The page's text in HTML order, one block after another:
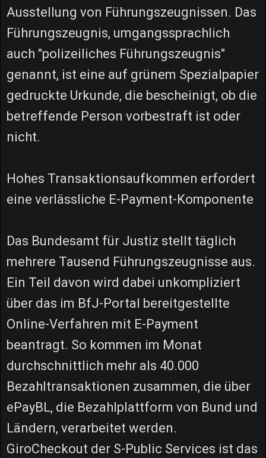
Ausstellung von Führungszeugnissen. Das
Führungszeugnis, umgangssprachlich
auch "polizeiliches Führungszeugnis"
genannt, ist eine auf grünem Spezialpapier
gedruckte Urkunde, die bescheinigt, ob die
betreffende Person vorbestraft ist oder
nicht.
Hohes Transaktionsaufkommen erfordert
eine verlässliche E-Payment-Komponente
Das Bundesamt für Justiz stellt täglich
mehrere Tausend Führungszeugnisse aus.
Ein Teil davon wird dabei unkompliziert
über das im BfJ-Portal bereitgestellte
Online-Verfahren mit E-Payment
beantragt. So kommen im Monat
durchschnittlich mehr als 40.000
Bezahltransaktionen zusammen, die über
ePayBL, die Bezahlplattform von Bund und
Ländern, verarbeitet werden.
GiroCheckout der S-Public Services ist das